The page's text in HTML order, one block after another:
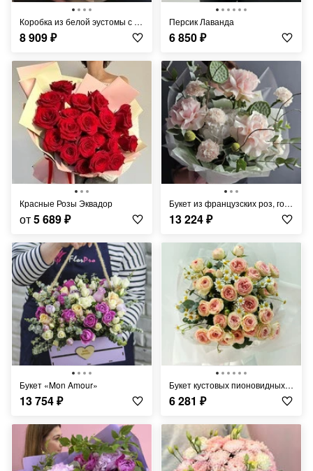
Коробка из белой эустомы с эвкалиптом "Мадмуазель"
8 909₽
Персик Лаванда
6 850₽
Красные Розы Эквадор
от5 689₽
Букет из французских роз, гортензии и лотосов "Бархатный шик"
13 224₽
Букет «Mon Amour»
13 754₽
Букет кустовых пионовидных роз и ромашек
6 281 ₽